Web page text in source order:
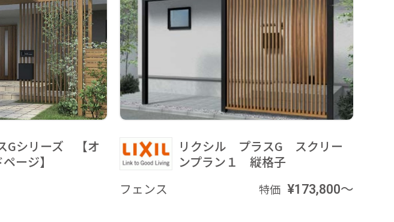
Gシリーズ 【オ
ージ】
リクシル プラスG スクリー
ンプラン１ 縦格子
フェンス
特価 ¥173,800～